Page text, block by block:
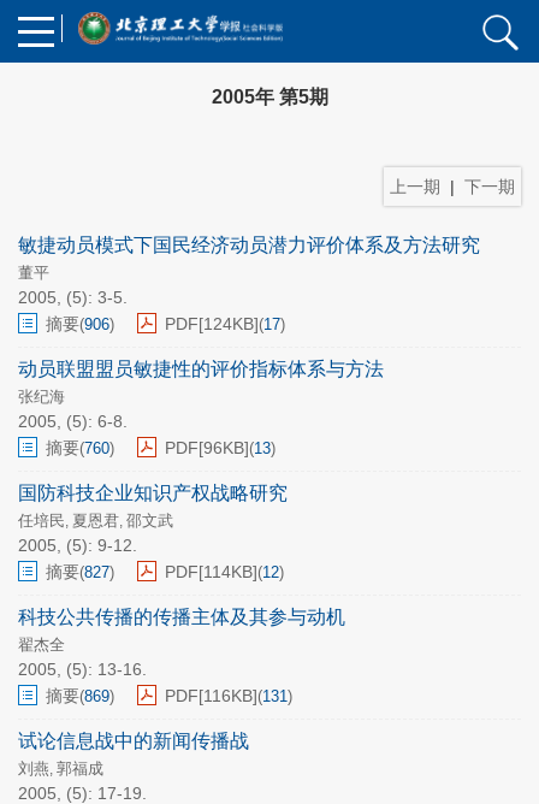
2005年 第5期
上一期 | 下一期
敏捷动员模式下国民经济动员潜力评价体系及方法研究
董平
2005, (5): 3-5.
摘要(906) PDF[124KB](17)
动员联盟盟员敏捷性的评价指标体系与方法
张纪海
2005, (5): 6-8.
摘要(760) PDF[96KB](13)
国防科技企业知识产权战略研究
任培民, 夏恩君, 邵文武
2005, (5): 9-12.
摘要(827) PDF[114KB](12)
科技公共传播的传播主体及其参与动机
翟杰全
2005, (5): 13-16.
摘要(869) PDF[116KB](131)
试论信息战中的新闻传播战
刘燕, 郭福成
2005, (5): 17-19.